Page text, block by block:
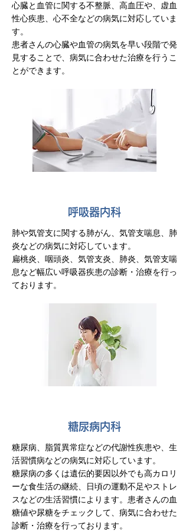
心臓と血管に関する不整脈、高血圧や、虚血
性心疾患、心不全などの病気に対応していま
す。
患者さんの心臓や血管の病気を早い段階で発
見することで、病気に合わせた治療を行うこ
とができます。
呼吸器内科
肺や気管支に関する肺がん、気管支喘息、肺
炎などの病気に対応しています。
扁桃炎、咽頭炎、気管支炎、肺炎、気管支喘
息など幅広い呼吸器疾患の診断・治療を行っ
ております。
糖尿病内科
糖尿病、脂質異常症などの代謝性疾患や、生
活習慣病などの病気に対応しています。
糖尿病の多くは遺伝的要因以外でも高カロリ
ーな食生活の継続、日頃の運動不足やストレ
スなどの生活習慣によります。患者さんの血
糖値や尿糖をチェックして、病気に合わせた
診断・治療を行っております。